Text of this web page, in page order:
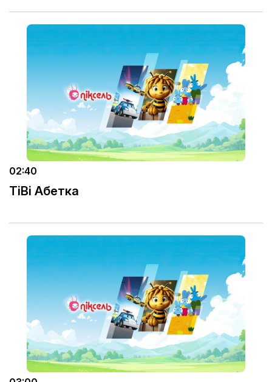
02:40
TiBi Абетка